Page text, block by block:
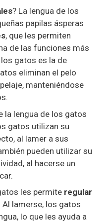
? La lengua de los
papilas ásperas
, que les permiten
de las funciones más
gatos es la de
eliminan el pelo
manteniéndose
la lengua de los gatos
gatos utilizan su
al lamer a sus
pueden utilizar su
al hacerse un
les permite regular
Al lamerse, los gatos
lo que les ayuda a